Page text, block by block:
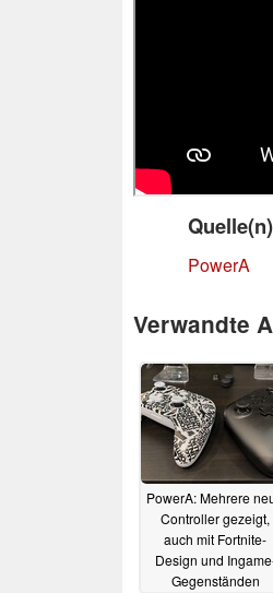
Quelle(n)
PowerA
Verwandte
PowerA: Mehrere
Controller gezeigt,
auch mit Fortnite-
Design und
Gegenständen